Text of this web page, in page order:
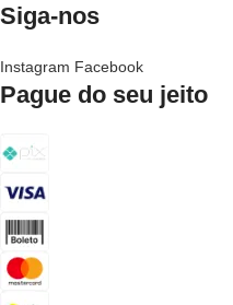
Siga-nos
Instagram Facebook
Pague do seu jeito